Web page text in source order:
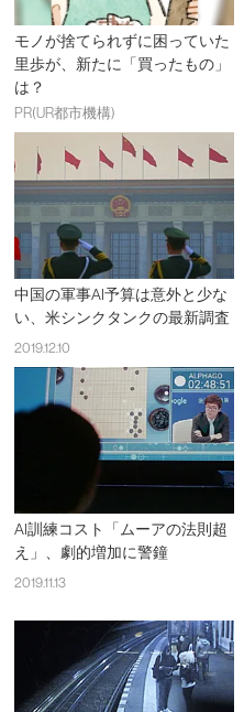
モノが捨てられずに困っていた
里歩が、新たに「買ったもの」
は？
PR(UR都市機構)
中国の軍事AI予算は意外と少な
い、米シンクタンクの最新調査
2019.12.10
AI訓練コスト「ムーアの法則超
え」、劇的増加に警鐘
2019.11.13